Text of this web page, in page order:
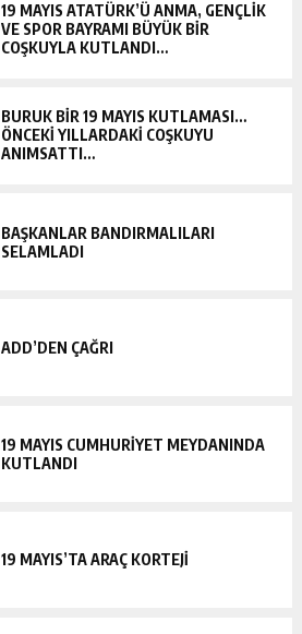
19 MAYIS ATATÜRK’Ü ANMA, GENÇLİK
VE SPOR BAYRAMI BÜYÜK BİR
COŞKUYLA KUTLANDI…
BURUK BİR 19 MAYIS KUTLAMASI…
ÖNCEKİ YILLARDAKİ COŞKUYU
ANIMSATTI…
BAŞKANLAR BANDIRMALILARI
SELAMLADI
ADD’DEN ÇAĞRI
19 MAYIS CUMHURİYET MEYDANINDA
KUTLANDI
19 MAYIS’TA ARAÇ KORTEJİ